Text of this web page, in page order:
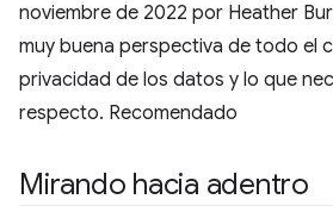
noviembre de 2022 por Heather
muy buena perspectiva de todo el
privacidad de los datos y lo que
respecto. Recomendado
Mirando hacia adentro